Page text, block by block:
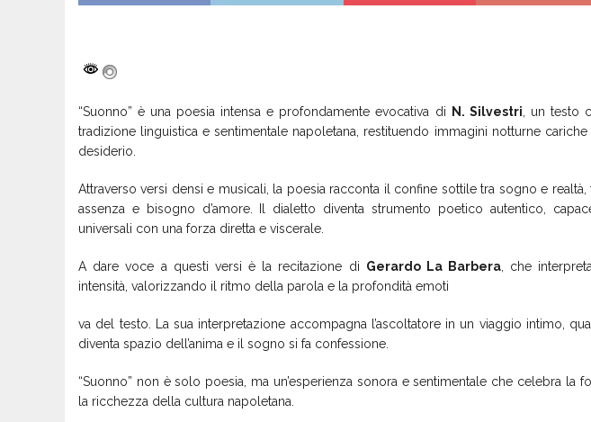
“Suonno” è una poesia intensa e profondamente evocativa di N. Silvestri , un testo
tradizione linguistica e sentimentale napoletana, restituendo immagini notturne
desiderio.
Attraverso versi densi e musicali, la poesia racconta il confine sottile tra sogno e
assenza e bisogno d’amore. Il dialetto diventa strumento poetico autentico,
universali con una forza diretta e viscerale.
A dare voce a questi versi è la recitazione di Gerardo La Barbera , che
intensità, valorizzando il ritmo della parola e la profondità emoti
va del testo. La sua interpretazione accompagna l’ascoltatore in un viaggio intimo,
diventa spazio dell’anima e il sogno si fa confessione.
“Suonno” non è solo poesia, ma un’esperienza sonora e sentimentale che celebra la
la ricchezza della cultura napoletana.